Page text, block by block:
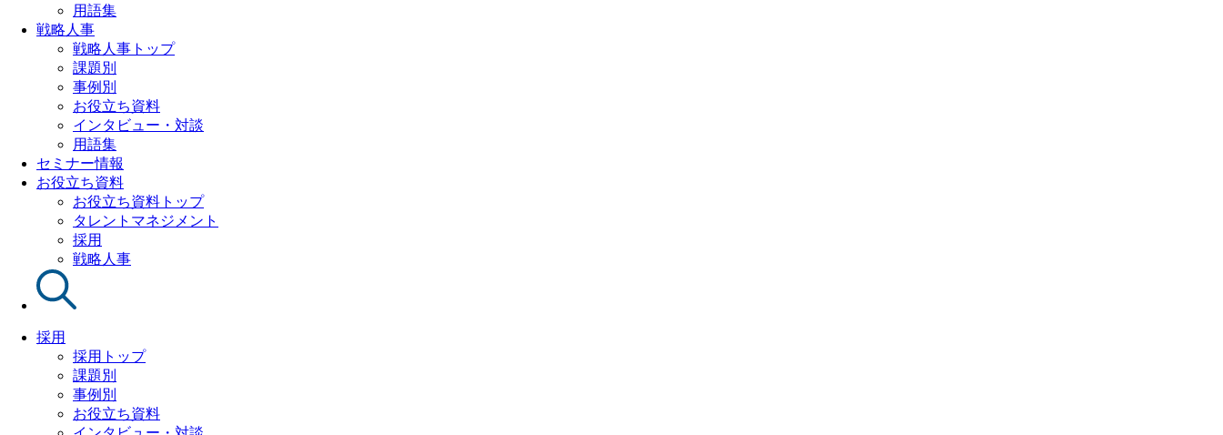
用語集
戦略人事
戦略人事トップ
課題別
事例別
お役立ち資料
インタビュー・対談
用語集
セミナー情報
お役立ち資料
お役立ち資料トップ
タレントマネジメント
採用
戦略人事
採用
採用トップ
課題別
事例別
お役立ち資料